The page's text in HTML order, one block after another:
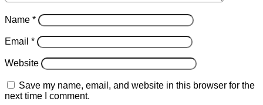
Name *
Email *
Website
Save my name, email, and website in this browser for the
next time I comment.